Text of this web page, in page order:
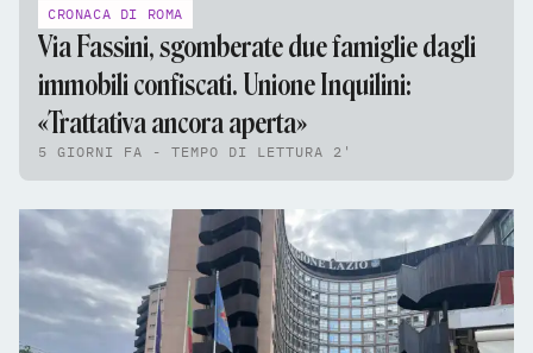
CRONACA DI ROMA
Via Fassini, sgomberate due famiglie dagli
immobili confiscati. Unione Inquilini:
«Trattativa ancora aperta»
5 GIORNI FA - TEMPO DI LETTURA 2'